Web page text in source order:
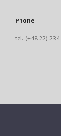
Phone
tel. (+48 22)